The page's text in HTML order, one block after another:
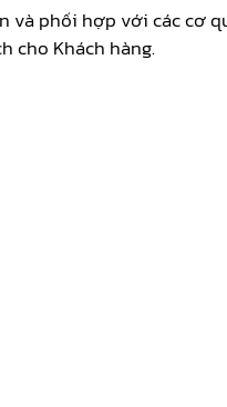
và phối hợp với các cơ
cho Khách hàng.